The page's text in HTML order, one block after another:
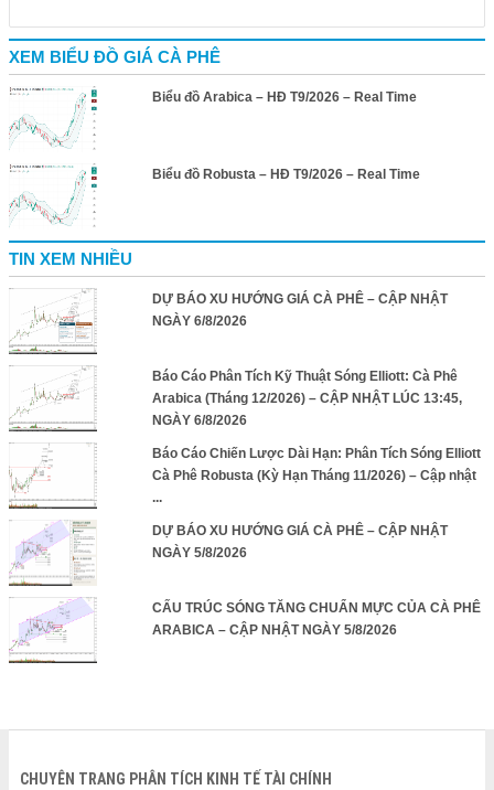
XEM BIỂU ĐỒ GIÁ CÀ PHÊ
Biểu đồ Arabica – HĐ T9/2026 – Real Time
Biểu đồ Robusta – HĐ T9/2026 – Real Time
TIN XEM NHIỀU
DỰ BÁO XU HƯỚNG GIÁ CÀ PHÊ – CẬP NHẬT
NGÀY 6/8/2026
Báo Cáo Phân Tích Kỹ Thuật Sóng Elliott: Cà Phê
Arabica (Tháng 12/2026) – CẬP NHẬT LÚC 13:45,
NGÀY 6/8/2026
Báo Cáo Chiến Lược Dài Hạn: Phân Tích Sóng Elliott
Cà Phê Robusta (Kỳ Hạn Tháng 11/2026) – Cập nhật
...
DỰ BÁO XU HƯỚNG GIÁ CÀ PHÊ – CẬP NHẬT
NGÀY 5/8/2026
CẤU TRÚC SÓNG TĂNG CHUẨN MỰC CỦA CÀ PHÊ
ARABICA – CẬP NHẬT NGÀY 5/8/2026
CHUYÊN TRANG PHÂN TÍCH KINH TẾ TÀI CHÍNH